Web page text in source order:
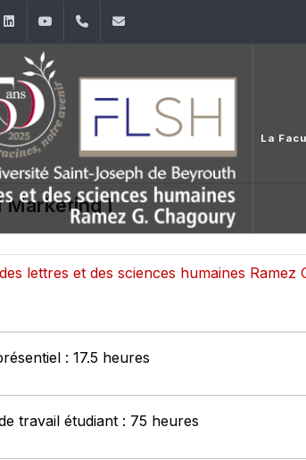
LinkedInYouTube+961 (1) 421 000
La
Marketing I
lettres et des sciences humaines Ramez
: 17.5 heures
travail étudiant : 75 heures